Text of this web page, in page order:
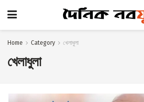
Home Category খেলাধুলা
খেলাধুলা